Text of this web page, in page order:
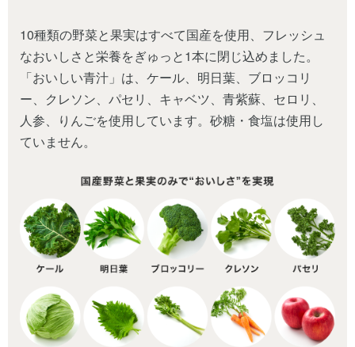
10種類の野菜と果実はすべて国産を使用、フレッシュ
なおいしさと栄養をぎゅっと1本に閉じ込めました。
「おいしい青汁」は、ケール、明日葉、ブロッコリ
ー、クレソン、パセリ、キャベツ、青紫蘇、セロリ、
人参、りんごを使用しています。砂糖・食塩は使用し
ていません。